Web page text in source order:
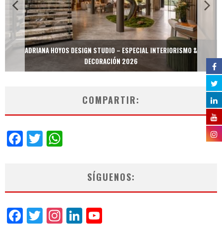
ADRIANA HOYOS DESIGN STUDIO – ESPECIAL INTERIORISMO &
DECORACIÓN 2026
COMPARTIR:
Facebook
Twitter
SÍGUENOS:
Facebook
Twitter
Instagram
LinkedIn